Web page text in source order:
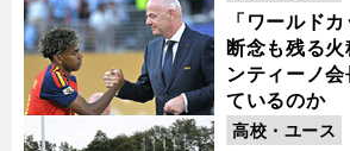
「ワールド
断念も残る
ンティーノ
ているのか
高校・ユース